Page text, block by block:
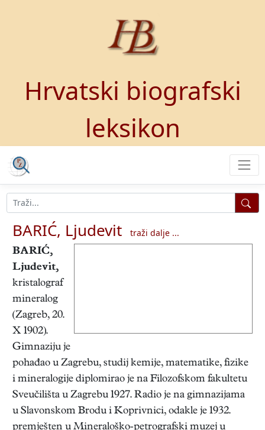
Hrvatski biografski
leksikon
BARIĆ, Ljudevit
traži dalje ...
BARIĆ,
Ljudevit,
kristalograf
mineralog
(Zagreb, 20.
X 1902).
Gimnaziju je
pohađao u Zagrebu, studij kemije, matematike, fizike
i mineralogije diplomirao je na Filozofskom fakultetu
Sveučilišta u Zagrebu 1927. Radio je na gimnazijama
u Slavonskom Brodu i Koprivnici, odakle je 1932.
premješten u Mineraloško-petrografski muzej u